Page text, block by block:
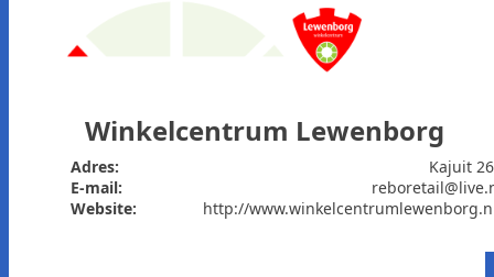
Winkelcentrum Lewenborg
Adres:
Kajuit
E-mail:
Website:
http://